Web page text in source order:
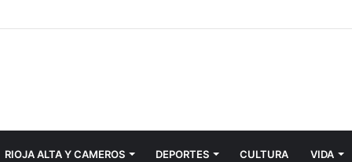
RIOJA ALTA Y CAMEROS DEPORTES CULTURA VIDA